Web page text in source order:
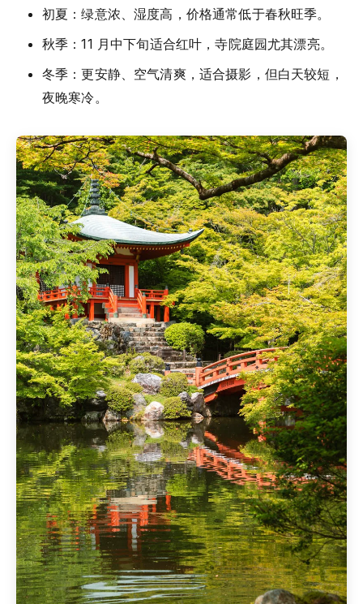
初夏：绿意浓、湿度高，价格通常低于春秋旺季。
秋季：11 月中下旬适合红叶，寺院庭园尤其漂亮。
冬季：更安静、空气清爽，适合摄影，但白天较短，
夜晚寒冷。